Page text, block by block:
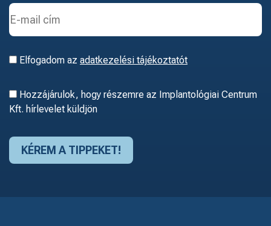
Elfogadom az adatkezelési tájékoztatót
Hozzájárulok, hogy részemre az Implantológiai Centrum
Kft. hírlevelet küldjön